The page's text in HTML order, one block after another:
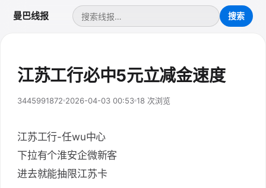
曼巴线报
江苏工行必中5元立减金速度
3445991872 2026-04-03 00:53 18 次浏览
江苏工行-任wu中心
下拉有个淮安企微新客
进去就能抽限江苏卡